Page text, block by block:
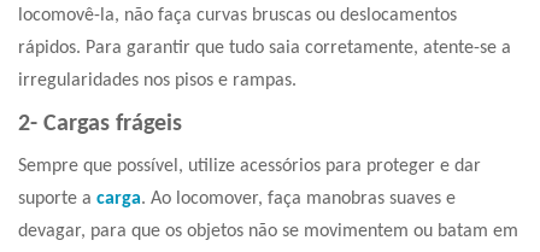
locomovê-la, não faça curvas bruscas ou deslocamentos
rápidos. Para garantir que tudo saia corretamente, atente-se a
irregularidades nos pisos e rampas.
2- Cargas frágeis
Sempre que possível, utilize acessórios para proteger e dar
suporte a carga. Ao locomover, faça manobras suaves e
devagar, para que os objetos não se movimentem ou batam em